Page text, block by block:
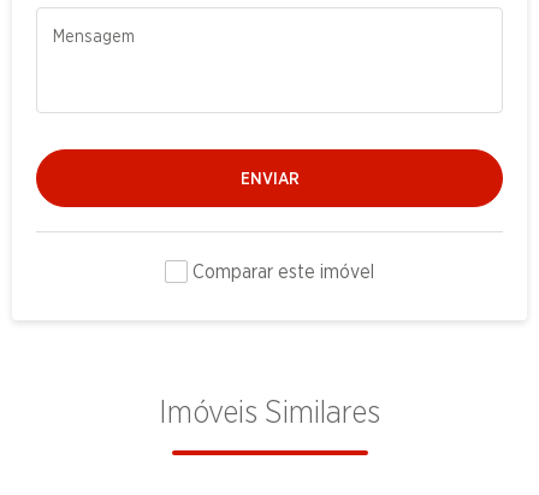
ENVIAR
Comparar este imóvel
Imóveis Similares